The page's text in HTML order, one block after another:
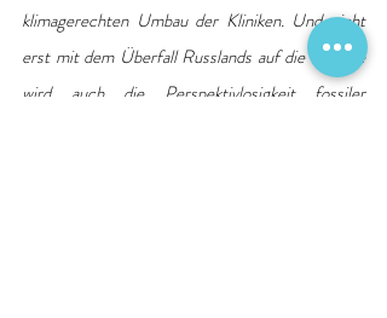
klimagerechten Umbau der Kliniken. Und nicht
erst mit dem Überfall Russlands auf die Ukraine
wird auch die Perspektivlosigkeit fossiler